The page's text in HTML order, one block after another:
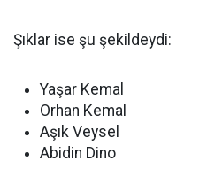
Şıklar ise şu şekildeydi:
Yaşar Kemal
Orhan Kemal
Aşık Veysel
Abidin Dino